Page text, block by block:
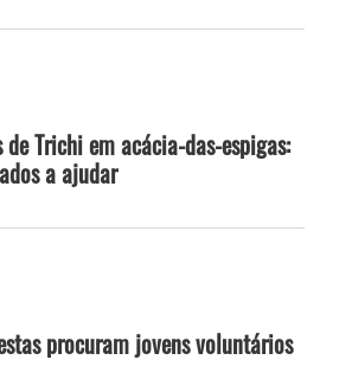
Trichi em acácia-das-espigas:
a ajudar
procuram jovens voluntários